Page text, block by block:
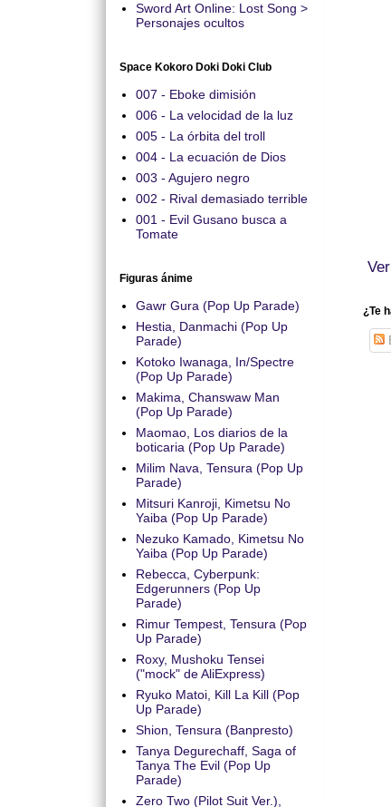
¿Te
Sword Art Online: Lost Song >
Personajes ocultos
Space Kokoro Doki Doki Club
007 - Eboke dimisión
006 - La velocidad de la luz
005 - La órbita del troll
004 - La ecuación de Dios
003 - Agujero negro
002 - Rival demasiado terrible
001 - Evil Gusano busca a
Tomate
Figuras ánime
Gawr Gura (Pop Up Parade)
Hestia, Danmachi (Pop Up
Parade)
Kotoko Iwanaga, In/Spectre
(Pop Up Parade)
Makima, Chanswaw Man
(Pop Up Parade)
Maomao, Los diarios de la
boticaria (Pop Up Parade)
Milim Nava, Tensura (Pop Up
Parade)
Mitsuri Kanroji, Kimetsu No
Yaiba (Pop Up Parade)
Nezuko Kamado, Kimetsu No
Yaiba (Pop Up Parade)
Rebecca, Cyberpunk:
Edgerunners (Pop Up
Parade)
Rimur Tempest, Tensura (Pop
Up Parade)
Roxy, Mushoku Tensei
("mock" de AliExpress)
Ryuko Matoi, Kill La Kill (Pop
Up Parade)
Shion, Tensura (Banpresto)
Tanya Degurechaff, Saga of
Tanya The Evil (Pop Up
Parade)
Zero Two (Pilot Suit Ver.),